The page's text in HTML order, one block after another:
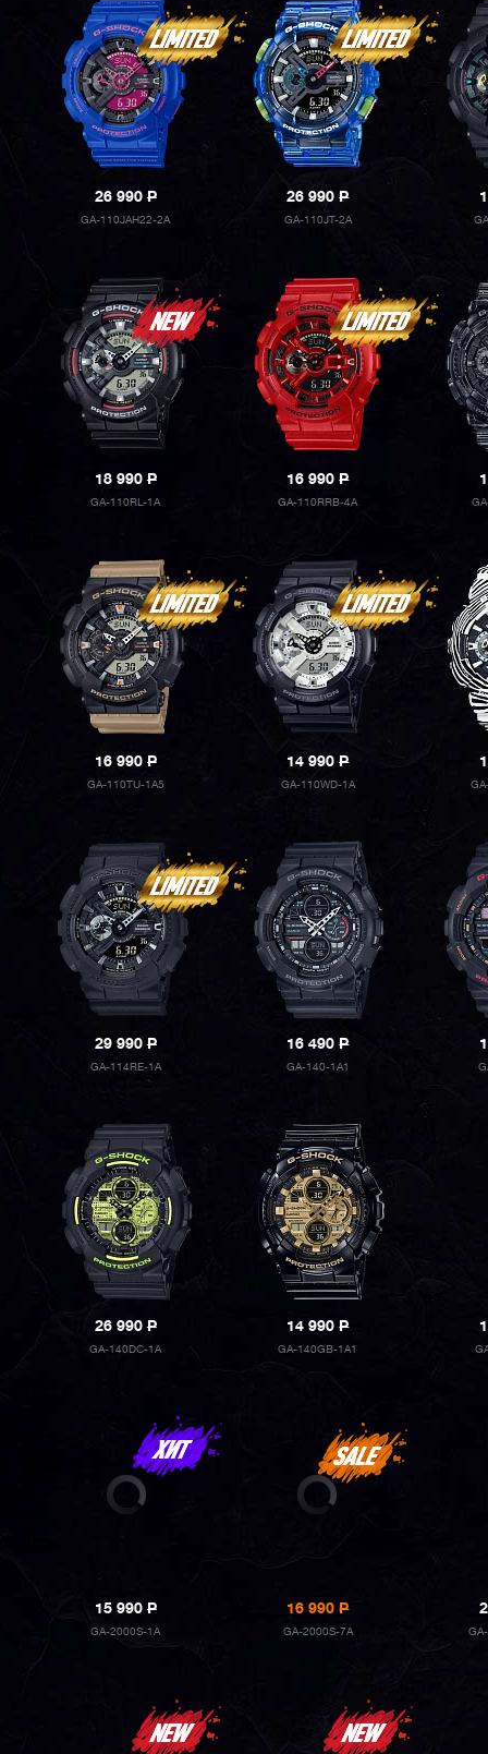
26 990P
GA-110JAH22-2A
26 990P
GA-110JT-2A
18 990P
GA-110RL-1A
16 990P
GA-110RRB-4A
16 990P
GA-110TU-1A5
14 990P
GA-110WD-1A
29 990P
GA-114RE-1A
16 490P
GA-140-1A1
26 990P
GA-140DC-1A
14 990P
GA-140GB-1A1
15 990P
GA-2000S-1A
16 990P
GA-2000S-7A